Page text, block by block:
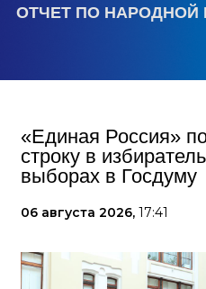
ОТЧЕТ ПО НАРОДНОЙ
«Единая Россия»
строку в
выборах в Госдуму
06 августа 2026, 17:41